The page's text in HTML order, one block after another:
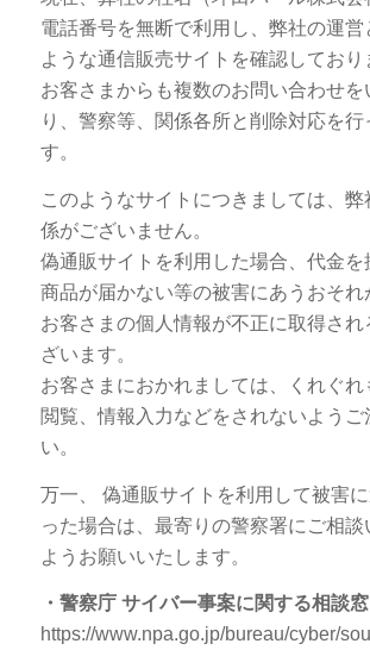
電話番号を無断で利用し、弊社の運営
ような通信販売サイトを確認しており
お客さまからも複数のお問い合わせを
り、警察等、関係各所と削除対応を行
す。
このようなサイトにつきましては、弊
係がございません。
偽通販サイトを利用した場合、代金を
商品が届かない等の被害にあうおそれ
お客さまの個人情報が不正に取得され
ざいます。
お客さまにおかれましては、くれぐれ
閲覧、情報入力などをされないようご
い。
万一、 偽通販サイトを利用して被害
った場合は、最寄りの警察署にご相談
ようお願いいたします。
・警察庁 サイバー事案に関する相談窓
https://www.npa.go.jp/bureau/cyber/